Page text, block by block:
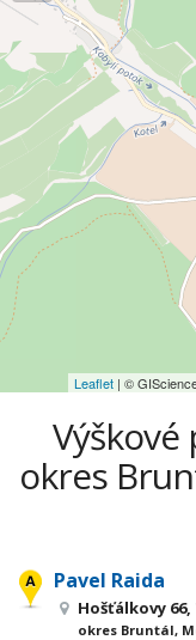
Leaflet | ©
Výškové
okres
Pavel Raida
Hošťálkovy 66,
okres Bruntál,